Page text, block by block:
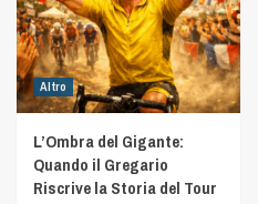
Altro
L’Ombra del Gigante:
Quando il Gregario
Riscrive la Storia del Tour